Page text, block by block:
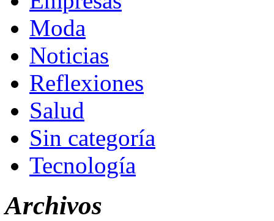
Moda
Noticias
Reflexiones
Salud
Sin categoría
Tecnología
Archivos